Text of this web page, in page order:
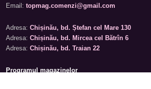
Email: topmag.comenzi@gmail.com
Adresa: Chișinău, bd. Ștefan cel Mare 130
Adresa: Chișinău, bd. Mircea cel Bătrîn 6
Adresa: Chișinău, bd. Traian 22
Programul magazinelor